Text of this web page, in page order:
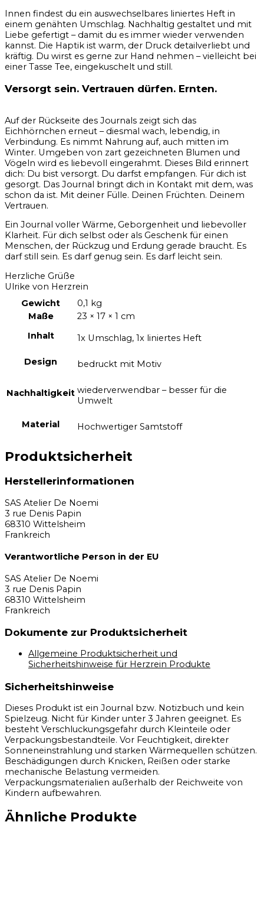
Innen findest du ein auswechselbares liniertes Heft in
einem genähten Umschlag. Nachhaltig gestaltet und mit
Liebe gefertigt – damit du es immer wieder verwenden
kannst. Die Haptik ist warm, der Druck detailverliebt und
kräftig. Du wirst es gerne zur Hand nehmen – vielleicht bei
einer Tasse Tee, eingekuschelt und still.
Versorgt sein. Vertrauen dürfen. Ernten.
Auf der Rückseite des Journals zeigt sich das
Eichhörnchen erneut – diesmal wach, lebendig, in
Verbindung. Es nimmt Nahrung auf, auch mitten im
Winter. Umgeben von zart gezeichneten Blumen und
Vögeln wird es liebevoll eingerahmt. Dieses Bild erinnert
dich: Du bist versorgt. Du darfst empfangen. Für dich ist
gesorgt. Das Journal bringt dich in Kontakt mit dem, was
schon da ist. Mit deiner Fülle. Deinen Früchten. Deinem
Vertrauen.
Ein Journal voller Wärme, Geborgenheit und liebevoller
Klarheit. Für dich selbst oder als Geschenk für einen
Menschen, der Rückzug und Erdung gerade braucht. Es
darf still sein. Es darf genug sein. Es darf leicht sein.
Herzliche Grüße
Ulrike von Herzrein
Gewicht
0,1 kg
Maße
23 × 17 × 1 cm
Inhalt
1x Umschlag, 1x liniertes Heft
Design bedruckt mit Motiv
Nachhaltigkeit wiederverwendbar – besser für die
Umwelt
Material Hochwertiger Samtstoff
Produktsicherheit
Herstellerinformationen
SAS Atelier De Noemi
3 rue Denis Papin
68310 Wittelsheim
Frankreich
Verantwortliche Person in der EU
SAS Atelier De Noemi
3 rue Denis Papin
68310 Wittelsheim
Frankreich
Dokumente zur Produktsicherheit
Allgemeine Produktsicherheit und
Sicherheitshinweise für Herzrein Produkte
Sicherheitshinweise
Dieses Produkt ist ein Journal bzw. Notizbuch und kein
Spielzeug. Nicht für Kinder unter 3 Jahren geeignet. Es
besteht Verschluckungsgefahr durch Kleinteile oder
Verpackungsbestandteile. Vor Feuchtigkeit, direkter
Sonneneinstrahlung und starken Wärmequellen schützen.
Beschädigungen durch Knicken, Reißen oder starke
mechanische Belastung vermeiden.
Verpackungsmaterialien außerhalb der Reichweite von
Kindern aufbewahren.
Ähnliche Produkte